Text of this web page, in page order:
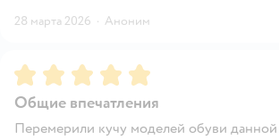
28 марта 2026 · Аноним
Рейтинг:5
Общие впечатления
Перемерили кучу моделей обуви данной